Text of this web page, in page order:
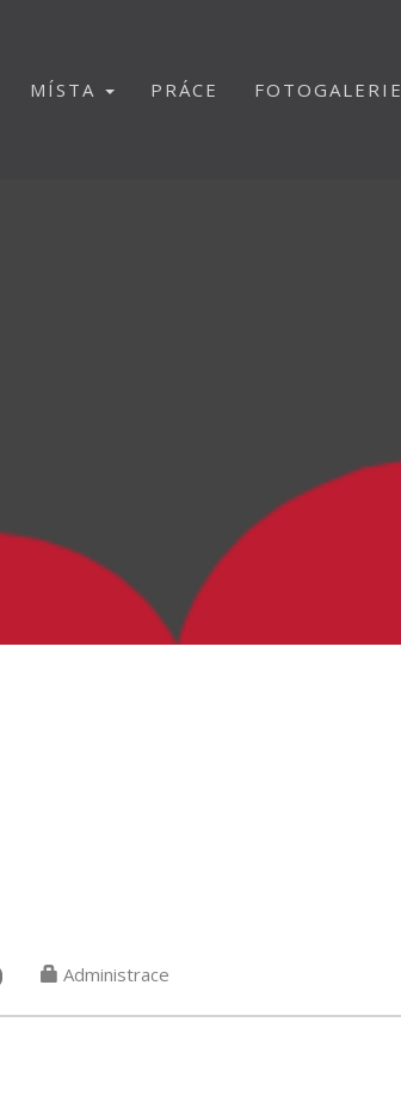
MÍSTA PRÁCE FOTOGALERIE
Administrace